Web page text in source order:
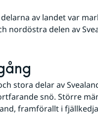
av landet var
nordöstra delen av
stora delar av
snö. Större
framförallt i